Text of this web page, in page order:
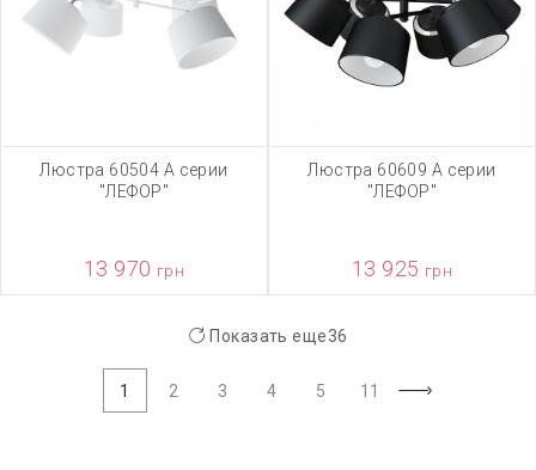
Люстра 60504 А серии
"ЛЕФОР"
13 970 грн
Люстра 60609 А серии
"ЛЕФОР"
13 925 грн
Показать еще36
1 2 3 4 5 11